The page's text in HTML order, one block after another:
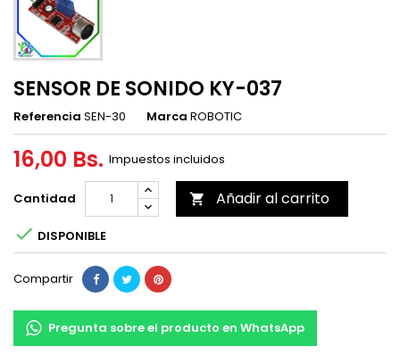
SENSOR DE SONIDO KY-037
Referencia SEN-30 Marca ROBOTIC
16,00 Bs. Impuestos incluidos
Cantidad  Añadir al carrito
 DISPONIBLE
Compartir
Pregunta sobre el producto en WhatsApp